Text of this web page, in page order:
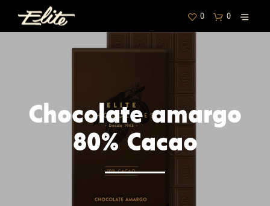
0 0
Chocolate amargo
80% Cacao